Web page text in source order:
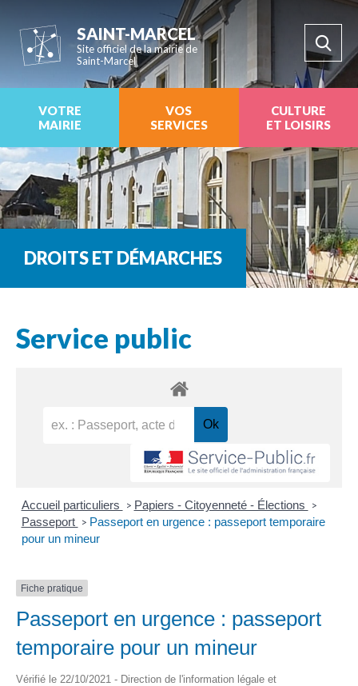
SAINT-MARCEL
Site officiel de la mairie de
Saint-Marcel
VOTRE
MAIRIE
VOS
SERVICES
CULTURE
ET LOISIRS
DROITS ET DÉMARCHES
Service public
Accueil particuliers > Papiers - Citoyenneté - Élections >
Passeport > Passeport en urgence : passeport temporaire
pour un mineur
Fiche pratique
Passeport en urgence : passeport
temporaire pour un mineur
Vérifié le 22/10/2021 - Direction de l'information légale et